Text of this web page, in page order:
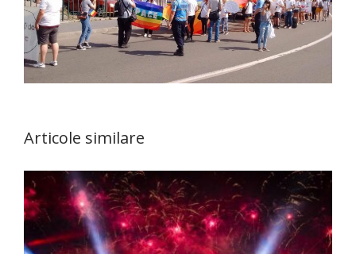
Articole similare